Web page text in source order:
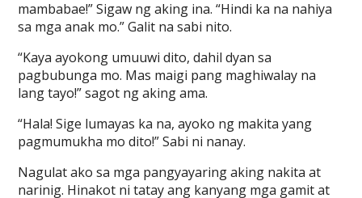
mambabae!” Sigaw ng aking ina. “Hindi ka na nahiya
sa mga anak mo.” Galit na sabi nito.
“Kaya ayokong umuuwi dito, dahil dyan sa
pagbubunga mo. Mas maigi pang maghiwalay na
lang tayo!” sagot ng aking ama.
“Hala! Sige lumayas ka na, ayoko ng makita yang
pagmumukha mo dito!” Sabi ni nanay.
Nagulat ako sa mga pangyayaring aking nakita at
narinig. Hinakot ni tatay ang kanyang mga gamit at